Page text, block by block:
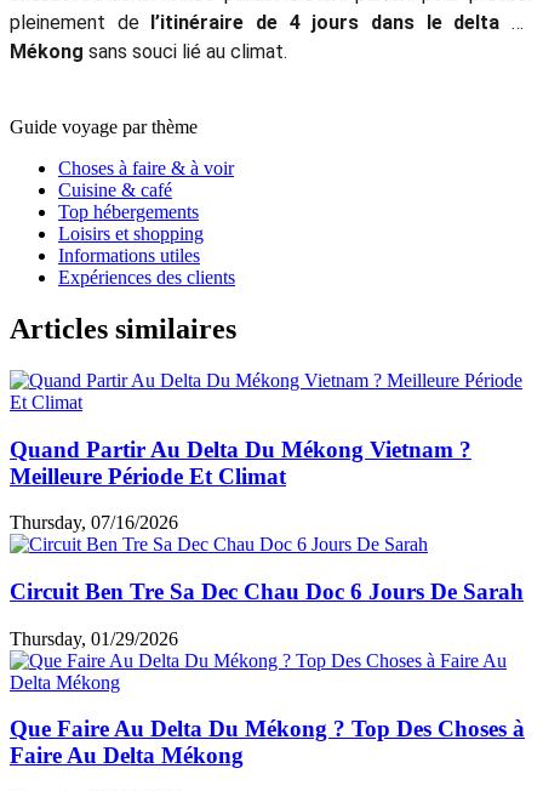
pleinement de l’itinéraire de 4 jours dans le delta du
Mékong sans souci lié au climat.
Guide voyage par thème
Choses à faire & à voir
Cuisine & café
Top hébergements
Loisirs et shopping
Informations utiles
Expériences des clients
Articles similaires
Quand Partir Au Delta Du Mékong Vietnam ?
Meilleure Période Et Climat
Thursday, 07/16/2026
Circuit Ben Tre Sa Dec Chau Doc 6 Jours De Sarah
Thursday, 01/29/2026
Que Faire Au Delta Du Mékong ? Top Des Choses à
Faire Au Delta Mékong